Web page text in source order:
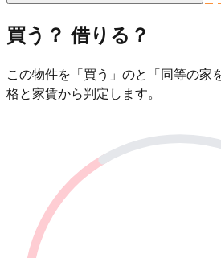
買う？ 借りる？
この物件を「買う」のと「同等の家
格と家賃から判定します。